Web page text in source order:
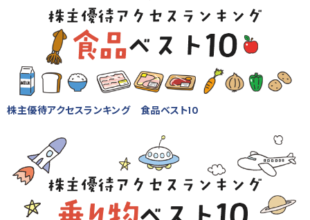
株主優待アクセスランキング 食品ベスト10